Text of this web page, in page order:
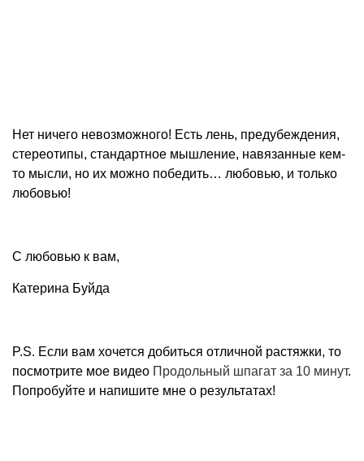
Нет ничего невозможного! Есть лень, предубеждения,
стереотипы, стандартное мышление, навязанные кем-
то мысли, но их можно победить… любовью, и только
любовью!
С любовью к вам,
Катерина Буйда
P.S. Если вам хочется добиться отличной растяжки, то
посмотрите мое видео Продольный шпагат за 10 минут.
Попробуйте и напишите мне о результатах!